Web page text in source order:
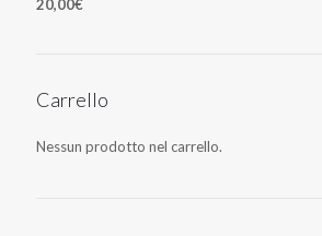
20,00€
Carrello
Nessun prodotto nel carrello.